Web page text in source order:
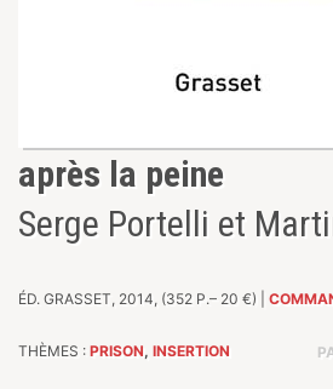
après la peine
Serge Portelli et
ÉD. GRASSET, 2014, (352 P.– 20 €) |
THÈMES : PRISON, INSERTION